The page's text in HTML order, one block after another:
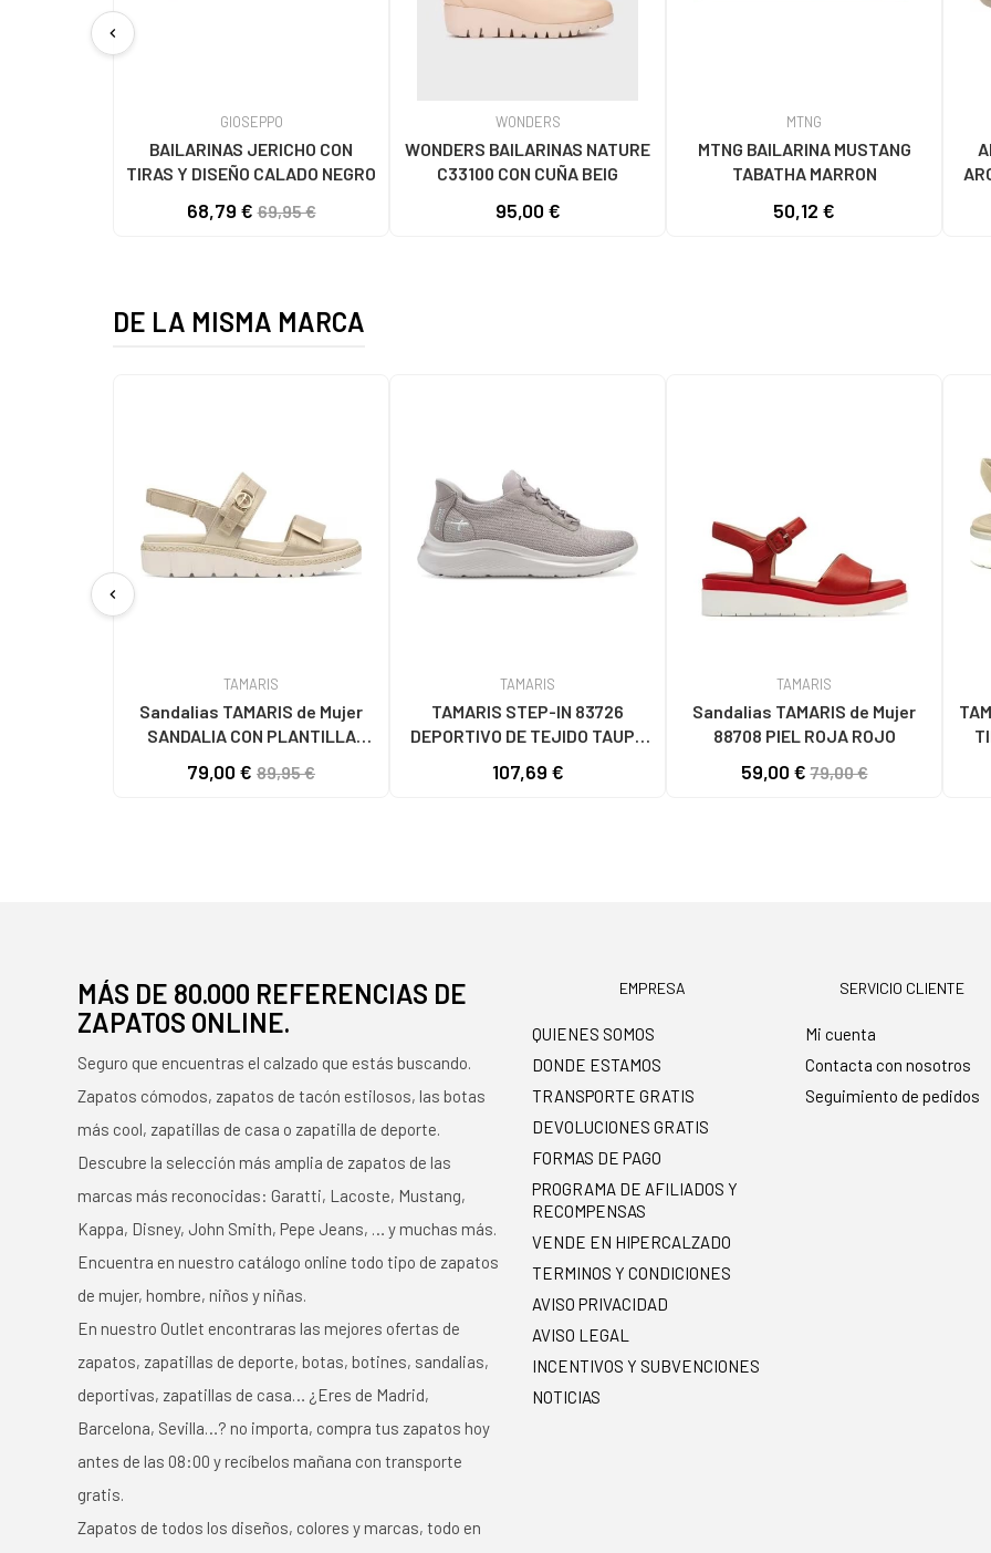
chevron_left
GIOSEPPO
BAILARINAS JERICHO CON
TIRAS Y DISEÑO CALADO NEGRO
68,79 €69,95 €
WONDERS
WONDERS BAILARINAS NATURE
C33100 CON CUÑA BEIG
95,00 €
MTNG
MTNG BAILARINA MUSTANG
TABATHA MARRON
50,12 €
DE LA MISMA MARCA
chevron_left
TAMARIS
Sandalias TAMARIS de Mujer
SANDALIA CON PLANTILLA
COMB
79,00 € 89,95 €
TAMARIS
TAMARIS STEP-IN 83726
DEPORTIVO DE TEJIDO TAUPE
107,69 €
TAMARIS
Sandalias TAMARIS de Mujer
88708 PIEL ROJA ROJO
59,00 €79,00 €
MÁS DE 80.000 REFERENCIAS DE
ZAPATOS ONLINE.
Seguro que encuentras el calzado que estás buscando.
Zapatos cómodos, zapatos de tacón estilosos, las botas
más cool, zapatillas de casa o zapatilla de deporte.
Descubre la selección más amplia de zapatos de las
marcas más reconocidas: Garatti, Lacoste, Mustang,
Kappa, Disney, John Smith, Pepe Jeans, … y muchas más.
Encuentra en nuestro catálogo online todo tipo de zapatos
de mujer, hombre, niños y niñas.
En nuestro Outlet encontraras las mejores ofertas de
zapatos, zapatillas de deporte, botas, botines, sandalias,
deportivas, zapatillas de casa… ¿Eres de Madrid,
Barcelona, Sevilla…? no importa, compra tus zapatos hoy
antes de las 08:00 y recíbelos mañana con transporte
gratis.
Zapatos de todos los diseños, colores y marcas, todo en
EMPRESA
QUIENES SOMOS
DONDE ESTAMOS
TRANSPORTE GRATIS
DEVOLUCIONES GRATIS
FORMAS DE PAGO
PROGRAMA DE AFILIADOS Y
RECOMPENSAS
VENDE EN HIPERCALZADO
TERMINOS Y CONDICIONES
AVISO PRIVACIDAD
AVISO LEGAL
INCENTIVOS Y SUBVENCIONES
NOTICIAS
SERVICIO CLIENTE
Mi cuenta
Contacta con nosotros
Seguimiento de pedidos